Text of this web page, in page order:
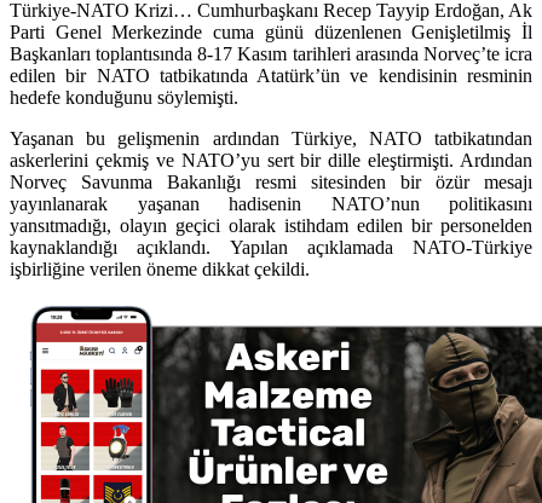
Türkiye-NATO Krizi… Cumhurbaşkanı Recep Tayyip Erdoğan, Ak
Parti Genel Merkezinde cuma günü düzenlenen Genişletilmiş İl
Başkanları toplantısında 8-17 Kasım tarihleri arasında Norveç’te icra
edilen bir NATO tatbikatında Atatürk’ün ve kendisinin resminin
hedefe konduğunu söylemişti.
Yaşanan bu gelişmenin ardından Türkiye, NATO tatbikatından
askerlerini çekmiş ve NATO’yu sert bir dille eleştirmişti. Ardından
Norveç Savunma Bakanlığı resmi sitesinden bir özür mesajı
yayınlanarak yaşanan hadisenin NATO’nun politikasını
yansıtmadığı, olayın geçici olarak istihdam edilen bir personelden
kaynaklandığı açıklandı. Yapılan açıklamada NATO-Türkiye
işbirliğine verilen öneme dikkat çekildi.